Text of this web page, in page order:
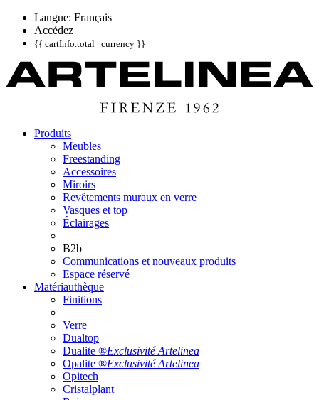
Langue: Français
Accédez
{{ cartInfo.total | currency }}
Produits
Meubles
Freestanding
Accessoires
Miroirs
Revêtements muraux en verre
Vasques et top
Éclairages
B2b
Communications et nouveaux produits
Espace réservé
Matériauthèque
Finitions
Verre
Dualtop
Dualite ®Exclusivité Artelinea
Opalite ®Exclusivité Artelinea
Opitech
Cristalplant